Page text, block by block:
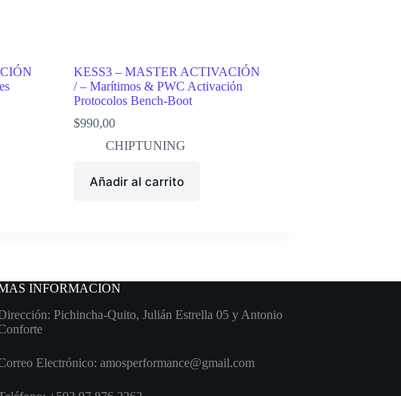
KESS3 – MASTER ACTIVACIÓN
/ – Marítimos & PWC Activación
Protocolos Bench-Boot
$990,00
CHIPTUNING
Añadir al carrito
INFORMACION
Pichincha-Quito, Julián Estrella 05 y Antonio
Electrónico: amosperformance@gmail.com